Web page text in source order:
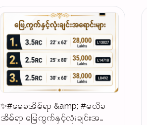
✨#မေခအိမ်ရာ &amp; #မလိခ
အိမ်ရာ မြေကွက်နှင့်လုံးချင်းအ